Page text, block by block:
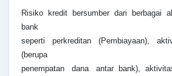
Risiko kredit bersumber dari berbagai
bank
seperti perkreditan (Pembiayaan),
(berupa
penempatan dana antar bank),